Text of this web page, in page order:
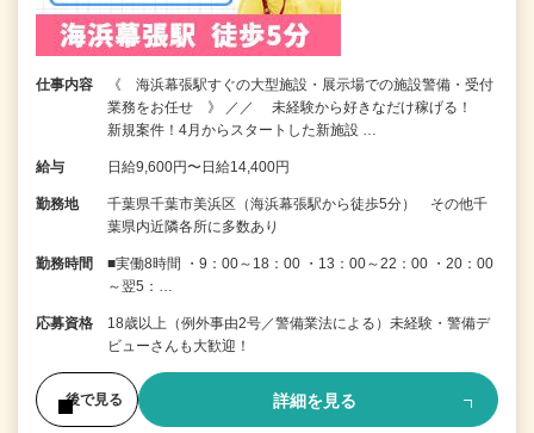
仕事内容
《 海浜幕張駅すぐの大型施設・展示場での施設警備・受付
業務をお任せ 》 ／／ 未経験から好きなだけ稼げる！
新規案件！4月からスタートした新施設 …
給与 日給9,600円〜日給14,400円
勤務地
千葉県千葉市美浜区（海浜幕張駅から徒歩5分） その他千
葉県内近隣各所に多数あり
勤務時間
■実働8時間 ・9：00～18：00 ・13：00～22：00 ・20：00
～翌5：…
応募資格
18歳以上（例外事由2号／警備業法による）未経験・警備デ
ビューさんも大歓迎！
後で見る 詳細を見る